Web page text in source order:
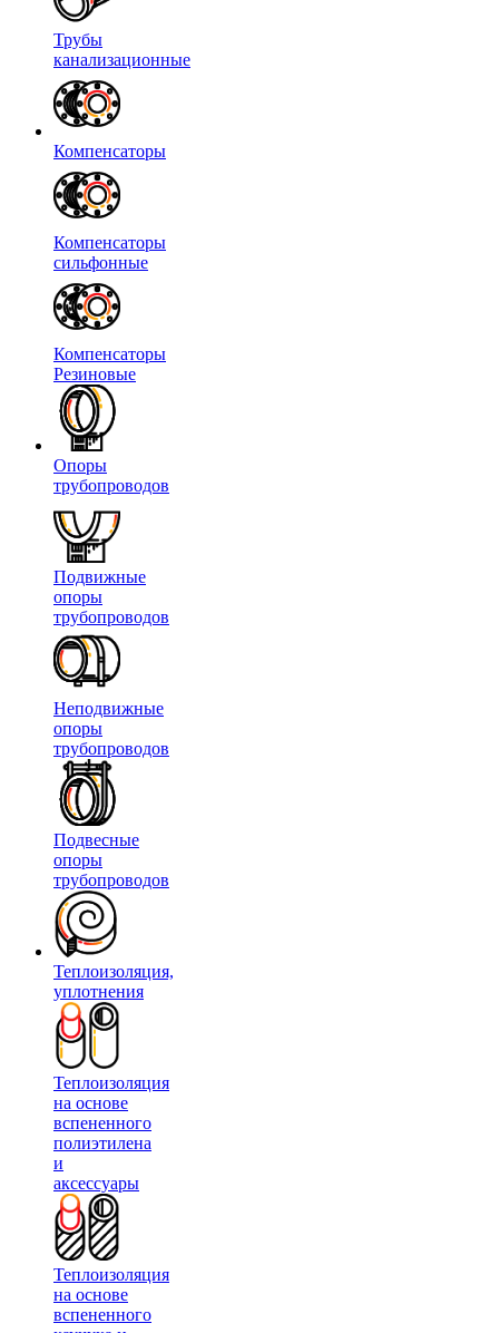
Трубы
канализационные
Компенсаторы
Компенсаторы
сильфонные
Компенсаторы
Резиновые
Опоры
трубопроводов
Подвижные
опоры
трубопроводов
Неподвижные
опоры
трубопроводов
Подвесные
опоры
трубопроводов
Теплоизоляция,
уплотнения
Теплоизоляция
на основе
вспененного
полиэтилена
и
аксессуары
Теплоизоляция
на основе
вспененного